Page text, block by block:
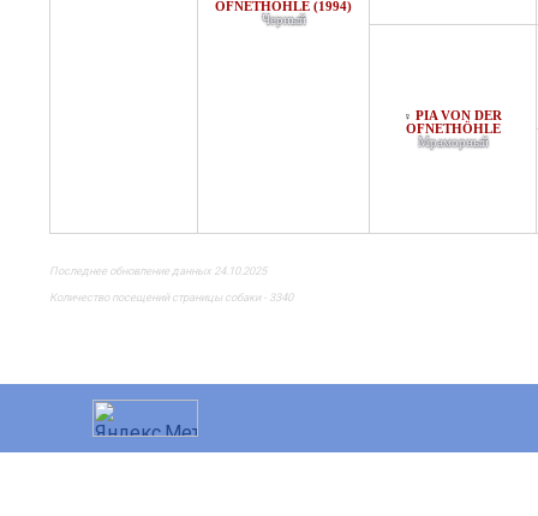
OFNETHÖHLE (1994)
Черный
♀ PIA VON DER
OFNETHÖHLE
Мраморный
Последнее обновление данных 24.10.2025
Количество посещений страницы собаки - 3340